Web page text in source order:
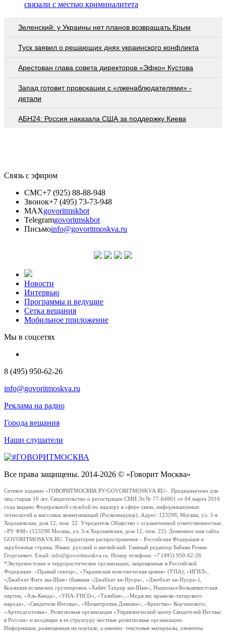
связали с местью криминалитета
Зеленский: у Украины нет планов возвращать Крым
Туск заявил о решающих днях украинского конфликта
Арестован глава совета директоров «Эфко» Кустова
Запад готовит провокации с «лженаблюдателями» -
детали
АБН24: Россия наказала США за поддержку Киева
Связь с эфиром
СМС+7 (925) 88-88-948
Звонок+7 (495) 73-73-948
MAXgovoritmskbot
Telegramgovoritmskbot
Письмоinfo@govoritmoskva.ru
Новости
Интервью
Программы и ведущие
Сетка вещания
Мобильное приложение
Мы в соцсетях
8 (495) 950-62-26
info@govoritmoskva.ru
Реклама на радио
Города вещания
Наши слушатели
Все права защищены. 2014-2026 © «Говорит Москва»
Сетевое издание «ГОВОРИТМОСКВА.РУ/GOVORITMOSKVA.RU». Предназначено для
лиц старше 16 лет. Свидетельство о регистрации СМИ Эл № 77-64961 от 04 марта 2016
года выдано Федеральной службой по надзору в сфере связи, информационных
технологий и массовых коммуникаций (Роскомнадзор). Адрес: 123298, Москва, ул. 3-я
Хорошевская, дом 12, пом. 22. Учредитель Общество с ограниченной ответственностью
«РУ ФМ» (123298 Москва, ул. 3-я Хорошевская, дом 12, пом. 22). Доменное имя сайта
GOVORITMOSKVA.RU. Территория распространения – Российская Федерация и
зарубежные страны. Языки: русский и английский. Главный редактор Бабаян Роман
Георгиевич. Email: info@govoritmoskva.ru. Номер телефона: +7 (495) 950-62-26
*Экстремистские и террористические организации, запрещенные в Российской
Федерации: «Правый сектор», «Украинская повстанческая армия» (УПА), «ИГИЛ»,
«Джабхат Фатх аш-Шам» (бывшая «Джабхат ан-Нусра», «Джебхат ан-Нусра»),
Коалиция исламских группировок «Хайят Тахрир аш-Шам», Национал-Большевистская
партия, «Аль-Каида», «УНА-УНСО», «Талибан», «Меджлис крымско-татарского
народа», «Свидетели Иеговы», «Мизантропик Дивижн», «Братство» Корчинского,
«Артподготовка», Религиозная организация «Управленческий центр Свидетелей Иеговы
в России» и входящие в ее структуру местные религиозные организации.
Информация, размещенная на портале, а именно: текстовые материалы, элементы